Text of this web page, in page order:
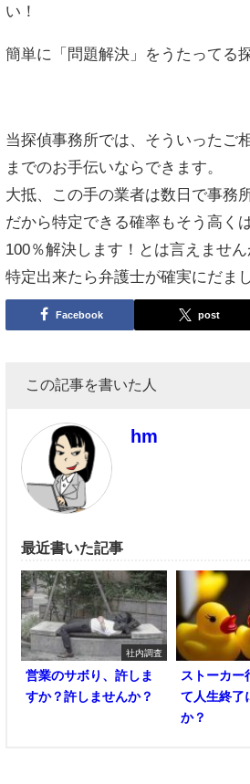
い！
簡単に「問題解決」をうたってる
当探偵事務所では、そういったご
までのお手伝いならできます。
大抵、この手の業者は数日で事務
だから特定できる確率もそう高く
100％解決します！とは言えません
特定出来たら弁護士が確実にだま
Facebook post
この記事を書いた人
hm
最近書いた記事
社内調査
営業のサボり、許しま
すか？許しませんか？
ストーカー
て人生終了
か？